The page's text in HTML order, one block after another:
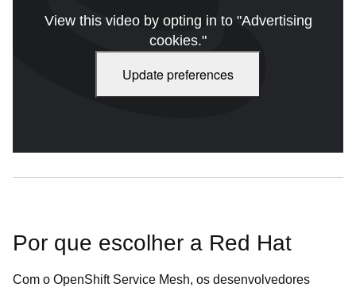
View this video by opting in to "Advertising
cookies."
Update preferences
Por que escolher a Red Hat
Com o OpenShift Service Mesh, os desenvolvedores